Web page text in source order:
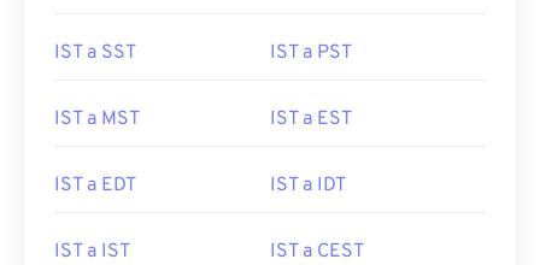
IST a SST IST a PST
IST a MST IST a EST
IST a EDT IST a IDT
IST a IST IST a CEST